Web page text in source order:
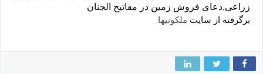
زراعی,دعای فروش زمین در مفاتیح الجنان
برگرفته از سایت ملکوتیها